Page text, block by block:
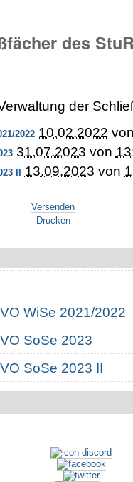
des
der
2022 10.02.2022
31.07.2023 von
II 13.09.2023 von
Versenden
Drucken
WiSe 2021/2022
SoSe 2023
SoSe 2023 II